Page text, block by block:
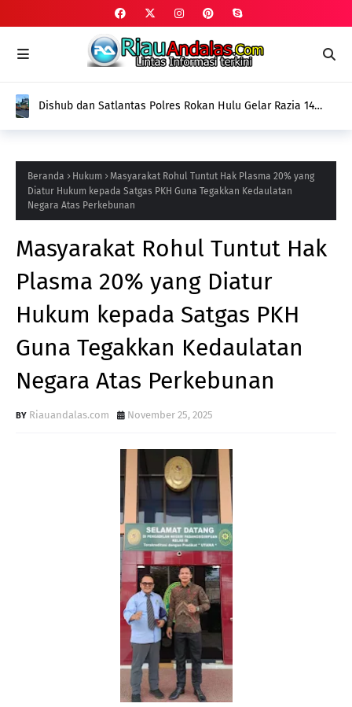
Dishub dan Satlantas Polres Rokan Hulu Gelar Razia 14
Aturan
Beranda Hukum
Masyarakat Rohul Tuntut Hak Plasma 20% yang
Diatur Hukum kepada Satgas PKH Guna Tegakkan Kedaulatan
Negara Atas Perkebunan
Masyarakat Rohul Tuntut Hak
Plasma 20% yang Diatur
Hukum kepada Satgas PKH
Guna Tegakkan Kedaulatan
Negara Atas Perkebunan
Riauandalas.com November 25, 2025